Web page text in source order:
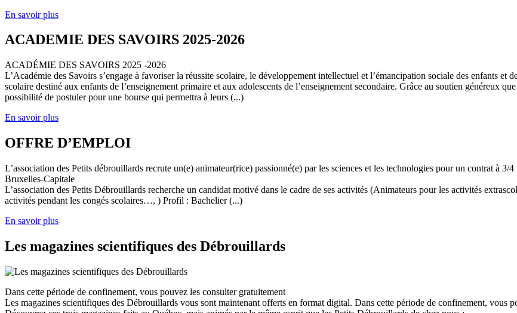
En savoir plus
ACADEMIE DES SAVOIRS 2025-2026
ACADÉMIE DES SAVOIRS 2025 -2026
L’Académie des Savoirs s’engage à favoriser la réussite scolaire, le développement intellectuel et l’émancipation sociale des enfants et
scolaire destiné aux enfants de l’enseignement primaire et aux adolescents de l’enseignement secondaire. Grâce au soutien généreux
possibilité de postuler pour une bourse qui permettra à leurs (...)
En savoir plus
OFFRE D’EMPLOI
L’association des Petits débrouillards recrute un(e) animateur(rice) passionné(e) par les sciences et les technologies pour un contrat à
Bruxelles-Capitale
L’association des Petits Débrouillards recherche un candidat motivé dans le cadre de ses activités (Animateurs pour les activités
activités pendant les congés scolaires…, ) Profil : Bachelier (...)
En savoir plus
Les magazines scientifiques des Débrouillards
Dans cette période de confinement, vous pouvez les consulter gratuitement
Les magazines scientifiques des Débrouillards vous sont maintenant offerts en format digital. Dans cette période de confinement, vous